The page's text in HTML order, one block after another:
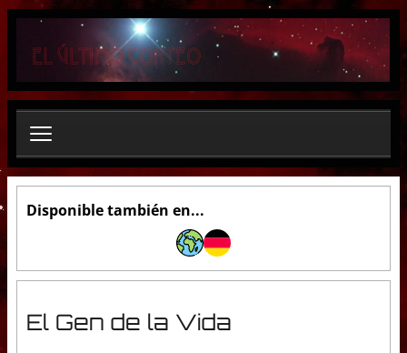
Disponible también en...
El Gen de la Vida